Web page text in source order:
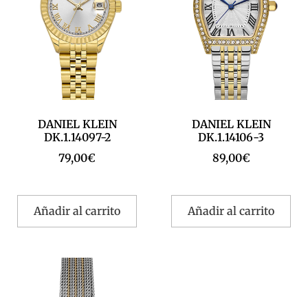
DANIEL KLEIN
DK.1.14097-2
79,00€
Añadir al carrito
DANIEL KLEIN
DK.1.14106-3
89,00€
Añadir al carrito